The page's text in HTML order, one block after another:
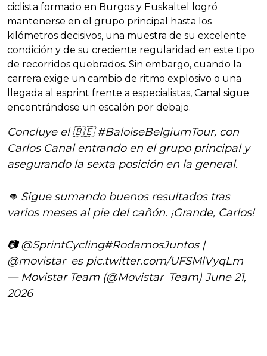
ciclista formado en Burgos y Euskaltel logró
mantenerse en el grupo principal hasta los
kilómetros decisivos, una muestra de su excelente
condición y de su creciente regularidad en este tipo
de recorridos quebrados. Sin embargo, cuando la
carrera exige un cambio de ritmo explosivo o una
llegada al esprint frente a especialistas, Canal sigue
encontrándose un escalón por debajo.
Concluye el 🇧🇪#BaloiseBelgiumTour, con
Carlos Canal entrando en el grupo principal y
asegurando la sexta posición en la general.
👊 Sigue sumando buenos resultados tras
varios meses al pie del cañón. ¡Grande, Carlos!
📷@SprintCycling#RodamosJuntos|
@movistar_es pic.twitter.com/UFSMlVyqLm
— Movistar Team (@Movistar_Team) June 21,
2026